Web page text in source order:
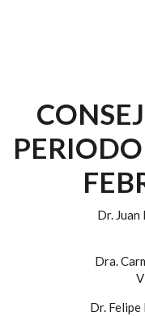
Dr.
Dra.
Dr.